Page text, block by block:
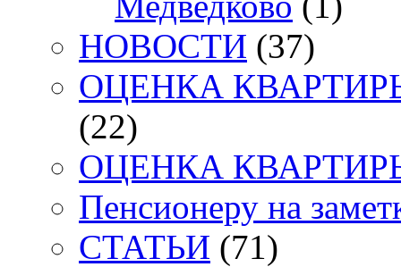
НОВОСТИ (37)
ОЦЕНКА КВАРТИРЫ.
(22)
ОЦЕНКА КВАРТИРЫ.
Пенсионеру на
СТАТЬИ (71)